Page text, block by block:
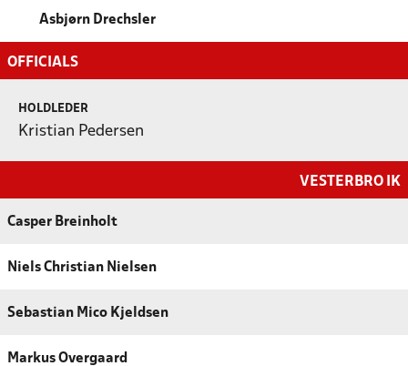
Asbjørn Drechsler
OFFICIALS
HOLDLEDER
Kristian Pedersen
VESTERBRO IK
Casper Breinholt
Niels Christian Nielsen
Sebastian Mico Kjeldsen
Markus Overgaard